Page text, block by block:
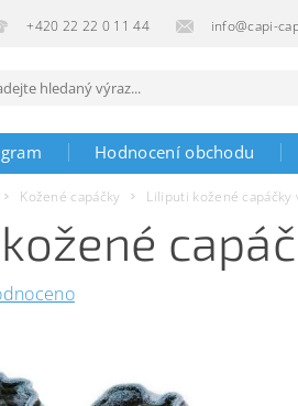
+420 22 22 0 11 44 info@capi-
Hodnocení obchodu
Kožené capáčky Liliputi kožené capáčky